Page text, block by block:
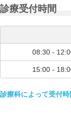
診療受付時間
08:30 -
15:00 -
診療科によって受付